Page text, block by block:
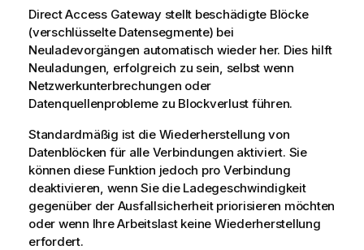
o
r
m
a
t
i
n
s
h
i
n
w
e
Direct Access Gatewaystellt beschädigte Blöcke
(verschlüsselte Datensegmente) bei
Neuladevorgängen automatisch wieder her. Dies hilft
Neuladungen, erfolgreich zu sein, selbst wenn
Netzwerkunterbrechungen oder
Datenquellenprobleme zu Blockverlust führen.
Standardmäßig ist die Wiederherstellung von
Datenblöcken für alle Verbindungen aktiviert. Sie
können diese Funktion jedoch pro Verbindung
deaktivieren, wenn Sie die Ladegeschwindigkeit
gegenüber der Ausfallsicherheit priorisieren möchten
oder wenn Ihre Arbeitslast keine Wiederherstellung
erfordert.